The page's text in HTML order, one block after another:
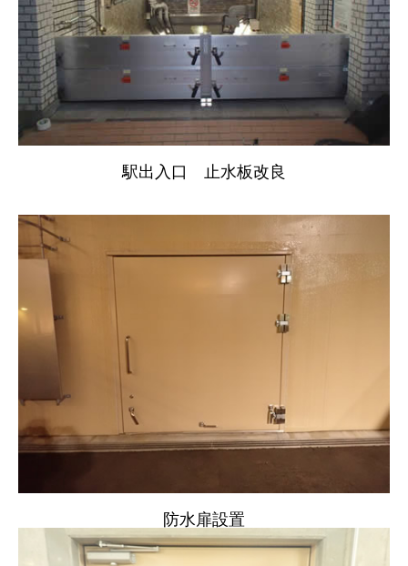
会社案内 COMPANY
部門紹介 DEPARTMENT
採用情報
お問い合わせ
駅出入口 止水板改良
防水扉設置